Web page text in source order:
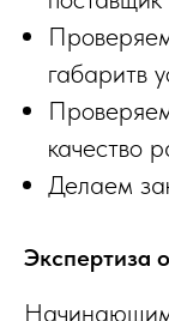
габаритв
качество
Делаем
Экспертиза